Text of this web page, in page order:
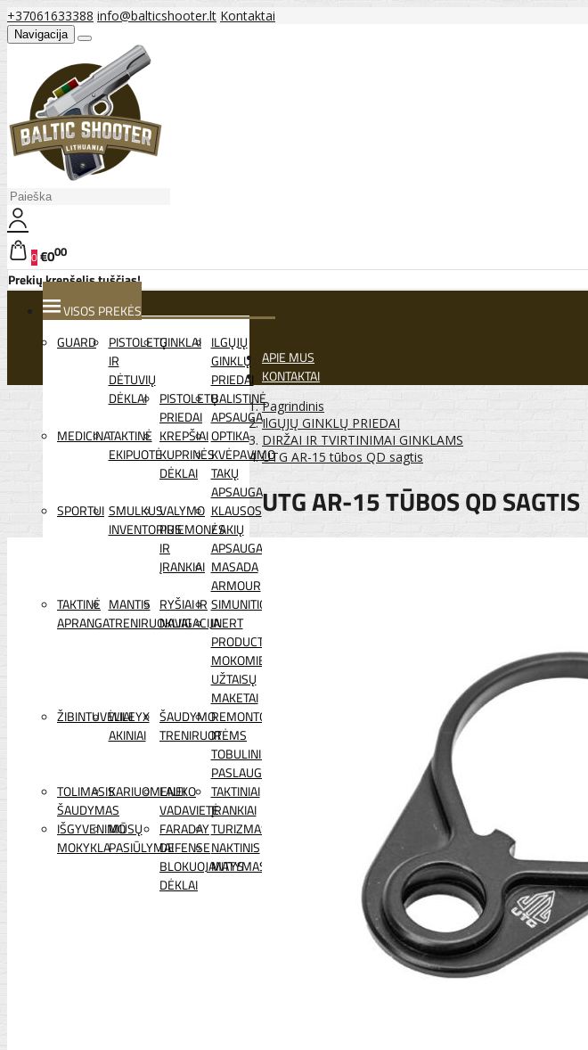
+37061633388 info@balticshooter.lt Kontaktai
Navigacija
0€000
Prekių krepšelis tuščias!
VISOS PREKĖS
GUARD
PISTOLETŲ
IR
DĖTUVIŲ
DĖKLAI
GINKLAI ILGŲJŲ
GINKLŲ
PRIEDAI
PISTOLETŲ
PRIEDAI
BALISTINĖ
APSAUGA
MEDICINATAKTINĖ
EKIPUOTĖ
KREPŠIAI
KUPRINĖS
DĖKLAI
OPTIKA
KVĖPAVIMO
TAKŲ
APSAUGA
SPORTUI SMULKUS
INVENTORIUS
VALYMO
PRIEMONĖS
IR
ĮRANKIAI
KLAUSOS
/ AKIŲ
APSAUGA
MASADA
ARMOUR
TAKTINĖ
APRANGA
MANTIS
TRENIRUOKLIAI
RYŠIAI IR
NAVIGACIJA
SIMUNITION
INERT
PRODUCTS
MOKOMIEJI
UŽTAISŲ
MAKETAI
ŽIBINTUVĖLIAI
WILEYX
AKINIAI
ŠAUDYMO
TRENIRUOTĖMS
REMONTO
IR
TOBULINIMO
PASLAUGOS
TOLIMASIS
ŠAUDYMAS
KARIUOMENEI
LAUKO
VADAVIETĖ
TAKTINIAI
ĮRANKIAI
IŠGYVENIMO
MOKYKLA
MŪSŲ
PASIŪLYMAI
FARADAY
DEFENSE
BLOKUOJANTYS
DĖKLAI
TURIZMAS
NAKTINIS
MATYMAS
APIE MUS
KONTAKTAI
Pagrindinis
IlGŲJŲ GINKLŲ PRIEDAI
DIRŽAI IR TVIRTINIMAI GINKLAMS
UTG AR-15 tūbos QD sagtis
UTG AR-15 TŪBOS QD SAGTIS